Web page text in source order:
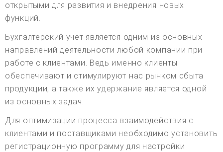
открытыми для развития и внедрения новых
функций.
Бухгалтерский учет является одним из основных
направлений деятельности любой компании при
работе с клиентами. Ведь именно клиенты
обеспечивают и стимулируют нас рынком сбыта
продукции, а также их удержание является одной
из основных задач.
Для оптимизации процесса взаимодействия с
клиентами и поставщиками необходимо установить
регистрационную программу для настройки